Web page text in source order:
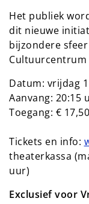
Het publiek
dit nieuwe
bijzondere
Cultuurcentrum
Datum: vrijdag
Aanvang: 20:15
Toegang: € 17,50
Tickets en info:
theaterkassa
uur)
Exclusief voor